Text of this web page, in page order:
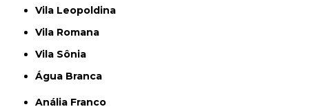
Vila Leopoldina
Vila Romana
Vila Sônia
Água Branca
Anália Franco